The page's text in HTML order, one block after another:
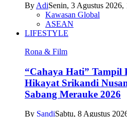
By AdiSenin, 3 Agustus 2026,
Kawasan Global
ASEAN
LIFESTYLE
Rona & Film
“Cahaya Hati” Tampil
Hikayat Srikandi
Sabang Merauke 2026
By SandiSabtu, 8 Agustus